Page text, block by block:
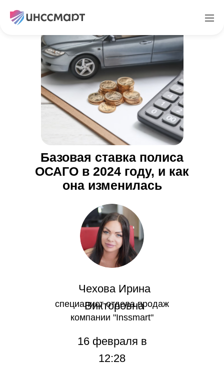
Базовая ставка полиса
ОСАГО в 2024 году, и как
она изменилась
Чехова Ирина
Викторовна
специалист отдела продаж
компании "Inssmart"
16 февраля в
12:28